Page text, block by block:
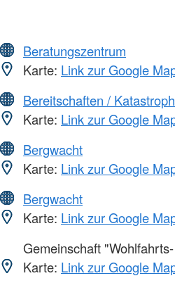
Beratungszentrum
Karte: Link zur Google
Bereitschaften /
Karte: Link zur Google
Bergwacht
Karte: Link zur Google
Bergwacht
Karte: Link zur Google
Gemeinschaft
Karte: Link zur Google